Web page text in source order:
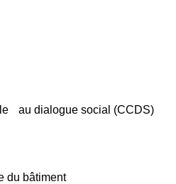
au dialogue social (CCDS)
du bâtiment